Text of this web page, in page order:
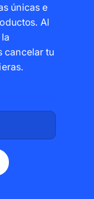
únicas e
Al
cancelar tu
.